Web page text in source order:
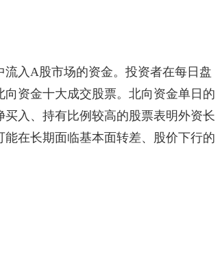
流入A股市场的资金。投资者在每日盘
资金十大成交股票。北向资金单日的
入、持有比例较高的股票表明外资长
在长期面临基本面转差、股价下行的